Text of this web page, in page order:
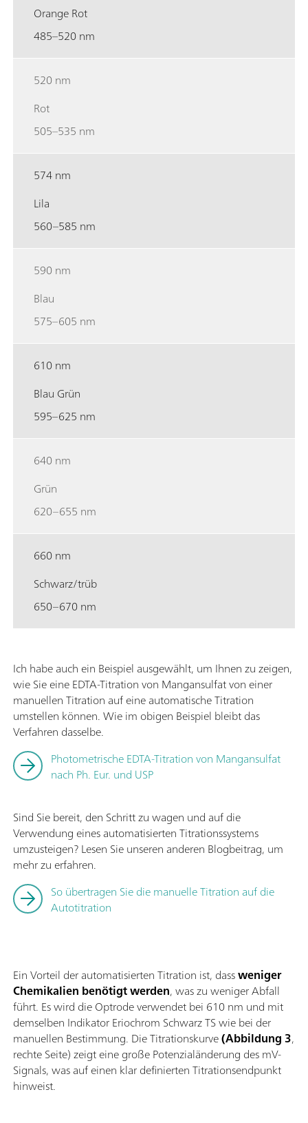
Orange Rot
485–520 nm
520 nm
Rot
505–535 nm
574 nm
Lila
560–585 nm
590 nm
Blau
575–605 nm
610 nm
Blau Grün
595–625 nm
640 nm
Grün
620–655 nm
660 nm
Schwarz/trüb
650–670 nm
Ich habe auch ein Beispiel ausgewählt, um Ihnen zu zeigen,
wie Sie eine EDTA-Titration von Mangansulfat von einer
manuellen Titration auf eine automatische Titration
umstellen können. Wie im obigen Beispiel bleibt das
Verfahren dasselbe.
Photometrische EDTA-Titration von Mangansulfat
nach Ph. Eur. und USP
Sind Sie bereit, den Schritt zu wagen und auf die
Verwendung eines automatisierten Titrationssystems
umzusteigen? Lesen Sie unseren anderen Blogbeitrag, um
mehr zu erfahren.
So übertragen Sie die manuelle Titration auf die
Autotitration
Ein Vorteil der automatisierten Titration ist, dassweniger
Chemikalien benötigt werden, was zu weniger Abfall
führt. Es wird die Optrode verwendet bei 610 nm und mit
demselben Indikator Eriochrom Schwarz TS wie bei der
manuellen Bestimmung. Die Titrationskurve(Abbildung 3,
rechte Seite) zeigt eine große Potenzialänderung des mV-
Signals, was auf einen klar definierten Titrationsendpunkt
hinweist.